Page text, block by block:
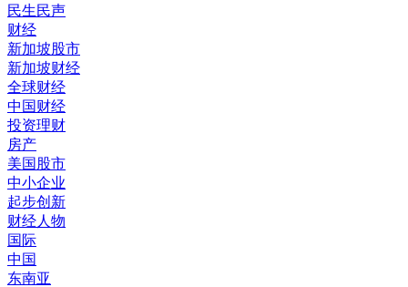
民生民声
财经
新加坡股市
新加坡财经
全球财经
中国财经
投资理财
房产
美国股市
中小企业
起步创新
财经人物
国际
中国
东南亚